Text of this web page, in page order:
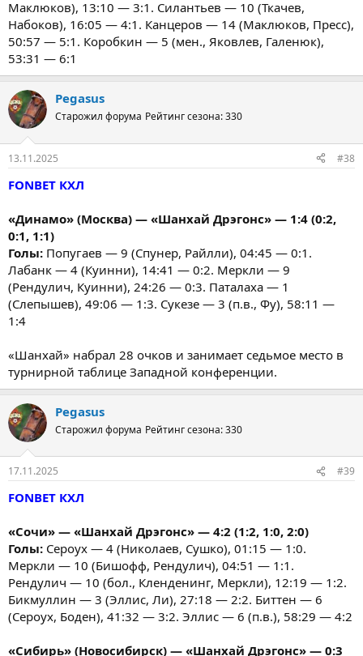
Маклюков), 13:10 — 3:1. Силантьев — 10 (Ткачев,
Набоков), 16:05 — 4:1. Канцеров — 14 (Маклюков, Пресс),
50:57 — 5:1. Коробкин — 5 (мен., Яковлев, Галенюк),
53:31 — 6:1
Pegasus
Старожил форума Рейтинг сезона: 330
13.11.2025 #38
FONBET КХЛ
«Динамо» (Москва) — «Шанхай Дрэгонс» — 1:4 (0:2,
0:1, 1:1)
Голы: Попугаев — 9 (Спунер, Райлли), 04:45 — 0:1.
Лабанк — 4 (Куинни), 14:41 — 0:2. Меркли — 9
(Рендулич, Куинни), 24:26 — 0:3. Паталаха — 1
(Слепышев), 49:06 — 1:3. Сукезе — 3 (п.в., Фу), 58:11 —
1:4
«Шанхай» набрал 28 очков и занимает седьмое место в
турнирной таблице Западной конференции.
Pegasus
Старожил форума Рейтинг сезона: 330
17.11.2025 #39
FONBET КХЛ
«Сочи» — «Шанхай Дрэгонс» — 4:2 (1:2, 1:0, 2:0)
Голы: Сероух — 4 (Николаев, Сушко), 01:15 — 1:0.
Меркли — 10 (Бишофф, Рендулич), 04:51 — 1:1.
Рендулич — 10 (бол., Кленденинг, Меркли), 12:19 — 1:2.
Бикмуллин — 3 (Эллис, Ли), 27:18 — 2:2. Биттен — 6
(Сероух, Боден), 41:32 — 3:2. Эллис — 6 (п.в.), 58:29 — 4:2
«Сибирь» (Новосибирск) — «Шанхай Дрэгонс» — 0:3